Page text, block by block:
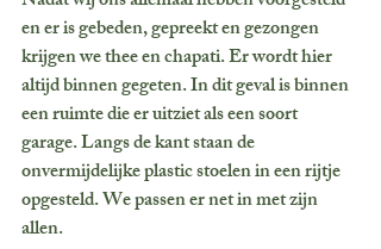
en er is gebeden, gepreekt en gezongen
krijgen we thee en chapati. Er wordt hier
altijd binnen gegeten. In dit geval is binnen
een ruimte die er uitziet als een soort
garage. Langs de kant staan de
onvermijdelijke plastic stoelen in een rijtje
opgesteld. We passen er net in met zijn
allen.